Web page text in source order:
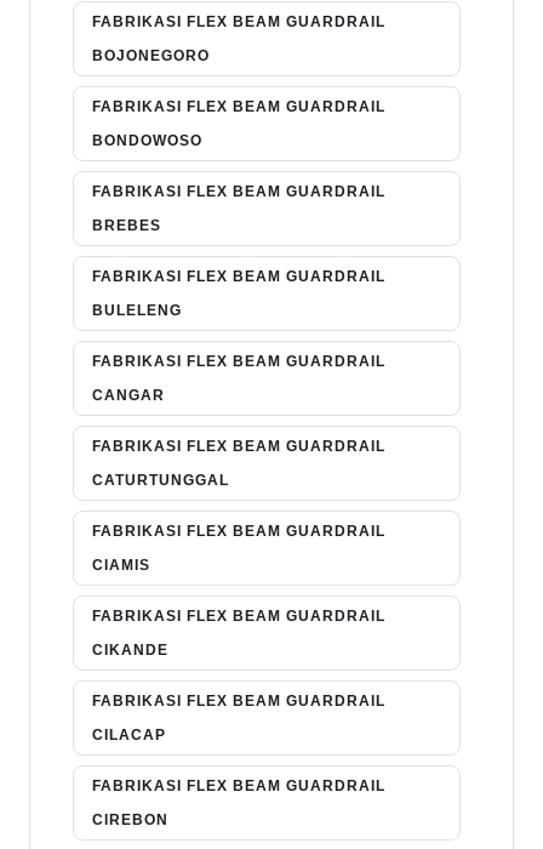
FABRIKASI FLEX BEAM GUARDRAIL
BOJONEGORO
FABRIKASI FLEX BEAM GUARDRAIL
BONDOWOSO
FABRIKASI FLEX BEAM GUARDRAIL
BREBES
FABRIKASI FLEX BEAM GUARDRAIL
BULELENG
FABRIKASI FLEX BEAM GUARDRAIL
CANGAR
FABRIKASI FLEX BEAM GUARDRAIL
CATURTUNGGAL
FABRIKASI FLEX BEAM GUARDRAIL
CIAMIS
FABRIKASI FLEX BEAM GUARDRAIL
CIKANDE
FABRIKASI FLEX BEAM GUARDRAIL
CILACAP
FABRIKASI FLEX BEAM GUARDRAIL
CIREBON